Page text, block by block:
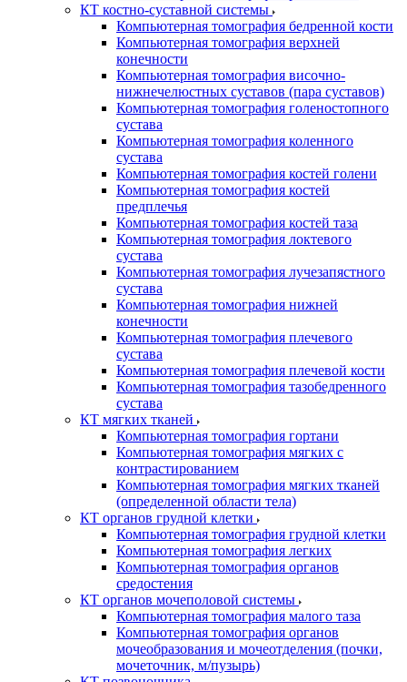
КТ костно-суставной системы
Компьютерная томография бедренной кости
Компьютерная томография верхней
конечности
Компьютерная томография височно-
нижнечелюстных суставов (пара суставов)
Компьютерная томография голеностопного
сустава
Компьютерная томография коленного
сустава
Компьютерная томография костей голени
Компьютерная томография костей
предплечья
Компьютерная томография костей таза
Компьютерная томография локтевого
сустава
Компьютерная томография лучезапястного
сустава
Компьютерная томография нижней
конечности
Компьютерная томография плечевого
сустава
Компьютерная томография плечевой кости
Компьютерная томография тазобедренного
сустава
КТ мягких тканей
Компьютерная томография гортани
Компьютерная томография мягких с
контрастированием
Компьютерная томография мягких тканей
(определенной области тела)
КТ органов грудной клетки
Компьютерная томография грудной клетки
Компьютерная томография легких
Компьютерная томография органов
средостения
КТ органов мочеполовой системы
Компьютерная томография малого таза
Компьютерная томография органов
мочеобразования и мочеотделения (почки,
мочеточник, м/пузырь)